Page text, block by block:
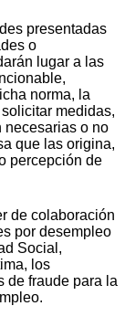
presentadas
o
lugar a las
norma, la
medidas,
necesarias o no
que las origina,
percepción de
de colaboración
por desempleo
Social,
los
de fraude para la